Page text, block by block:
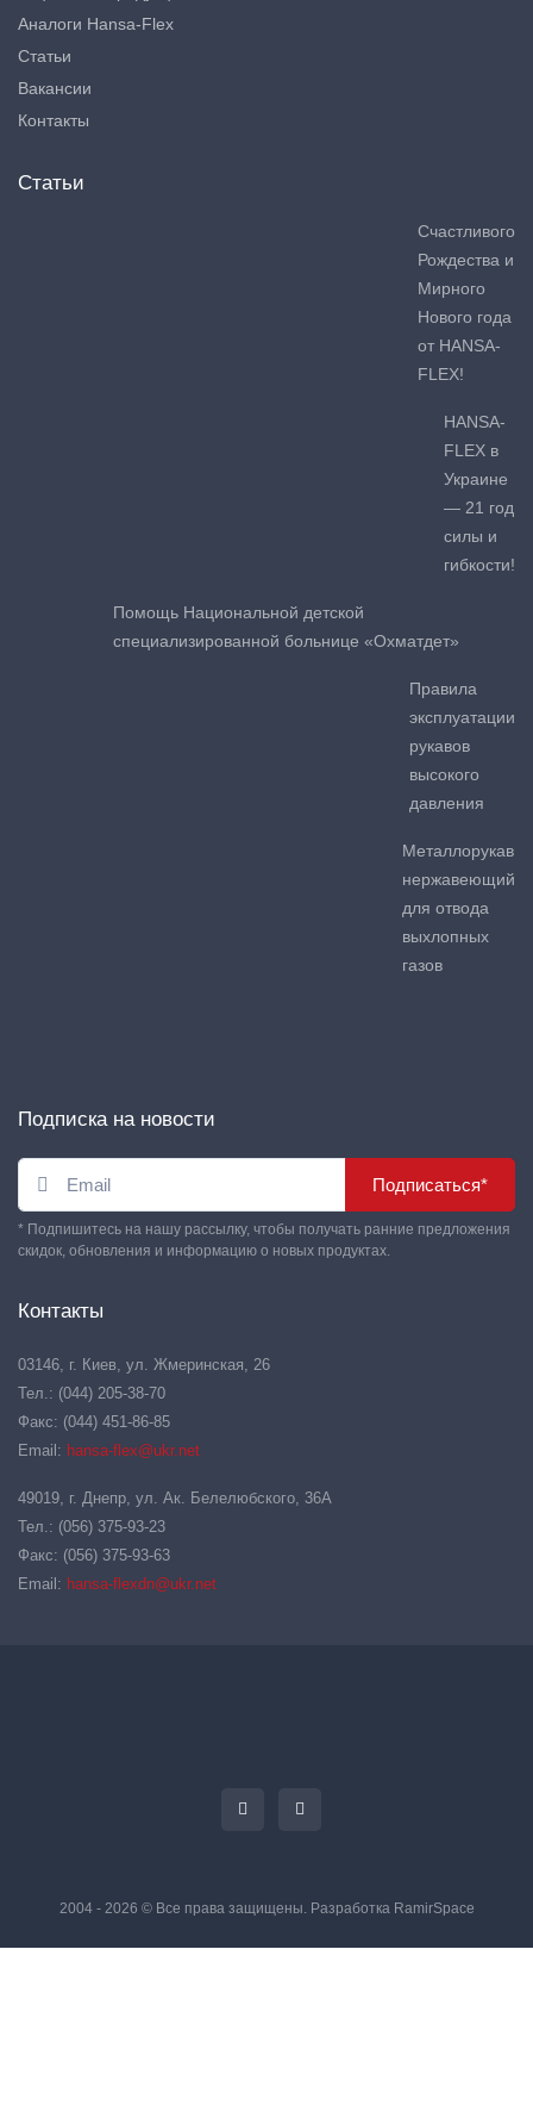
Аналоги Hansa-Flex
Статьи
Вакансии
Контакты
Статьи
Счастливого
Рождества и
Мирного
Нового года
от HANSA-
FLEX!
HANSA-
FLEX в
Украине
— 21 год
силы и
гибкости!
Помощь Национальной детской
специализированной больнице «Охматдет»
Правила
эксплуатации
рукавов
высокого
давления
Металлорукав
нержавеющий
для отвода
выхлопных
газов
Подписка на новости
Подписаться*
* Подпишитесь на нашу рассылку, чтобы получать ранние предложения
скидок, обновления и информацию о новых продуктах.
Контакты
03146, г. Киев, ул. Жмеринская, 26
Тел.: (044) 205-38-70
Факс: (044) 451-86-85
Email: hansa-flex@ukr.net
49019, г. Днепр, ул. Ак. Белелюбского, 36А
Тел.: (056) 375-93-23
Факс: (056) 375-93-63
Email: hansa-flexdn@ukr.net
2004 - 2026 © Все права защищены. Разработка RamirSpace